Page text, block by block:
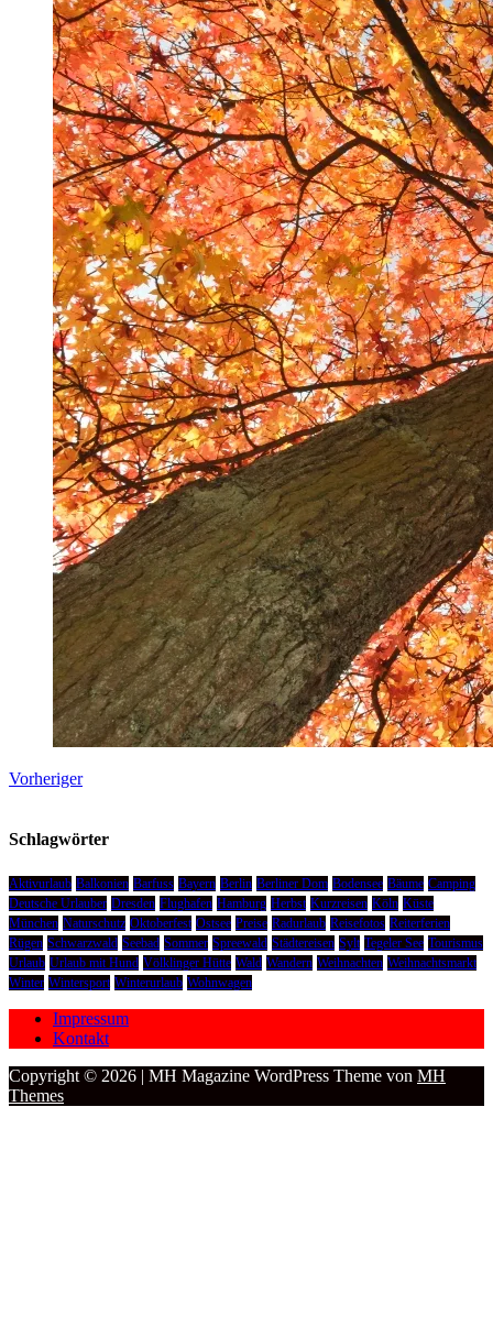
Vorheriger
Schlagwörter
Aktivurlaub Balkonien Barfuss Bayern Berlin Berliner Dom Bodensee Bäume Camping
Deutsche Urlauber Dresden Flughafen Hamburg Herbst Kurzreisen Köln Küste
München Naturschutz Oktoberfest Ostsee Preise Radurlaub Reisefotos Reiterferien
Rügen Schwarzwald Seebad Sommer Spreewald Städtereisen Sylt Tegeler See Tourismus
Urlaub Urlaub mit Hund Völklinger Hütte Wald Wandern Weihnachten Weihnachtsmarkt
Winter Wintersport Winterurlaub Wohnwagen
Impressum
Kontakt
Copyright © 2026 | MH Magazine WordPress Theme von MH
Themes